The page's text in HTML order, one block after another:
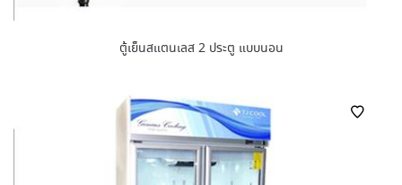
ตู้เย็นสแตนเลส 2 ประตู แบบนอน